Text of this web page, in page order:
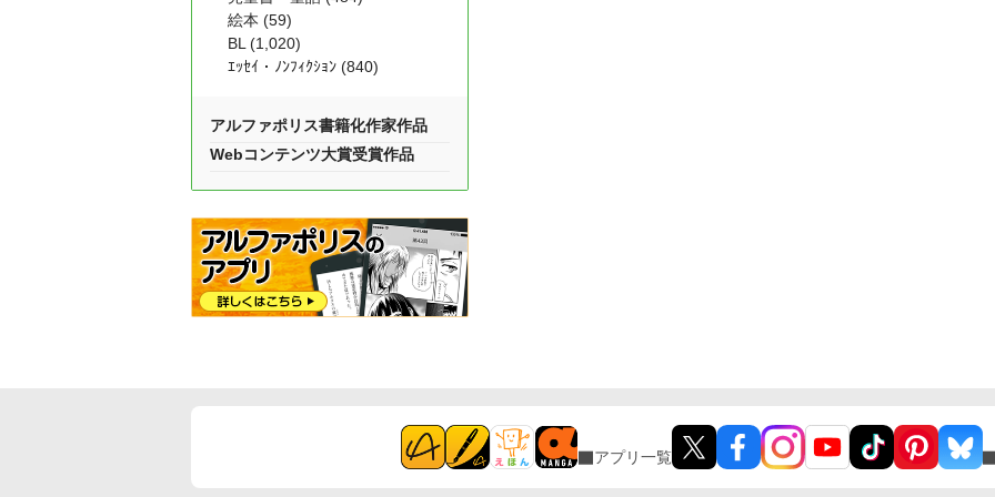
絵本 (59)
BL (1,020)
ｴｯｾｲ・ﾉﾝﾌｨｸｼｮﾝ (840)
アルファポリス書籍化作家作品
Webコンテンツ大賞受賞作品
アプリ一覧